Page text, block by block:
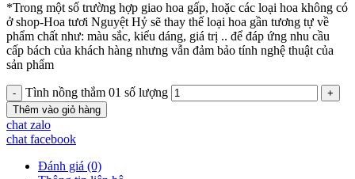
*Trong một số trường hợp giao hoa gấp, hoặc các loại hoa không có
ở shop-Hoa tươi Nguyệt Hỷ sẽ thay thế loại hoa gần tương tự về
phẩm chất như: màu sắc, kiểu dáng, giá trị .. để đáp ứng nhu cầu
cấp bách của khách hàng nhưng vẫn đảm bảo tính nghệ thuật của
sản phẩm
Tình nồng thắm 01 số lượng
Thêm vào giỏ hàng
chat zalo
chat facebook
Đánh giá (0)